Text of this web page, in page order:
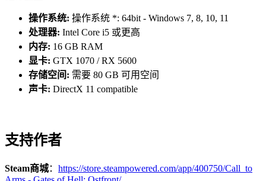
PvP/PvE提供了对战规模从1v1到4v4的各种地图，以及“学说”
的使用。“学说”设定让您可以选择适合您个人游戏风格的特殊
单位。也可以选择战争的阶段（早期/中期/晚期），随着战争
的进展，体验装备和载具的演变。
操作系统: 操作系统 *: 64bit - Windows 7, 8, 10, 11
处理器: Intel Core i5 或更高
内存: 16 GB RAM
显卡: GTX 1070 / RX 5600
存储空间: 需要 80 GB 可用空间
声卡: DirectX 11 compatible
支持作者
Steam商城： https://store.steampowered.com/app/400750/Call_to